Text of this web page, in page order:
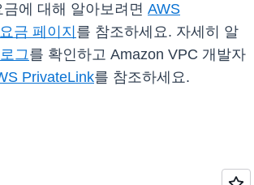
에 대해 알아보려면 AWS
금 페이지 를 참조하세요. 자세히 알
그를 확인하고 Amazon VPC 개발자
PrivateLink를 참조하세요.